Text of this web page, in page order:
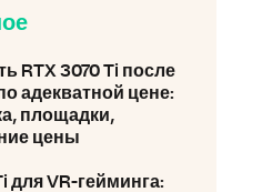
RTX 3070 Ti после
адекватной цене:
площадки,
цены
для VR-гейминга: